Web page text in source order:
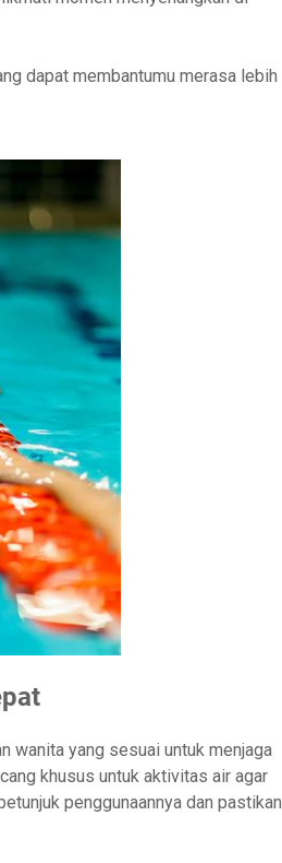
dapat membantumu merasa lebih
wanita yang sesuai untuk menjaga
khusus untuk aktivitas air agar
penggunaannya dan pastikan